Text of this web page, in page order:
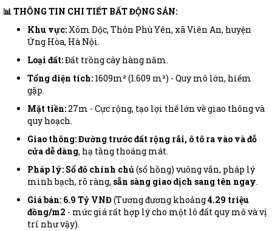
📊 THÔNG TIN CHI TIẾT BẤT ĐỘNG SẢN:
Khu vực:Xóm Dộc, Thôn Phù Yên, xã Viên An, huyện
Ứng Hòa, Hà Nội.
Loại đất:Đất trồng cây hàng năm.
Tổng diện tích: 1609m² (1.609 m²) - Quy mô lớn, hiếm
gặp.
Mặt tiền:27m - Cực rộng, tạo lợi thế lớn về giao thông và
quy hoạch.
Giao thông:Đường trước đất rộng rãi, ô tô ra vào và đỗ
cửa dễ dàng, hạ tầng thoáng mát.
Pháp lý: Sổ đỏ chính chủ(sổ hồng) vuông vắn, pháp lý
minh bạch, rõ ràng, sẵn sàng giao dịch sang tên ngay.
Giá bán: 6.9 Tỷ VNĐ(Tương đương khoảng4.29 triệu
đồng/m2 - mức giá rất hợp lý cho một lô đất quy mô và vị
trí như vậy).